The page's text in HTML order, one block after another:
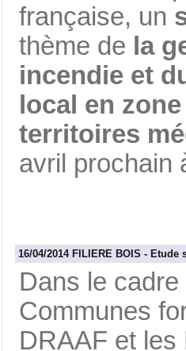
française, un
thème de la
incendie et
local en
territoires
avril prochain
16/04/2014 FILIERE BOIS -
Dans le
Communes
DRAAF et les